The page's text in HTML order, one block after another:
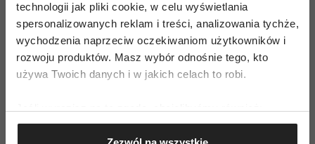
technologii jak pliki cookie, w celu wyświetlania
spersonalizowanych reklam i treści, analizowania tychże,
wychodzenia naprzeciw oczekiwaniom użytkowników i
rozwoju produktów. Masz wybór odnośnie tego, kto
używa Twoich danych i w jakich celach to robi.
Gromadzić dane dotyczące Twojej lokalizacji